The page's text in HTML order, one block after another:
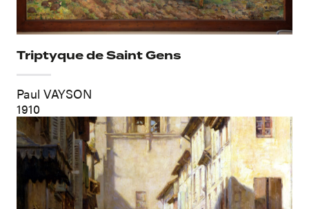
Triptyque de Saint Gens
Paul VAYSON
1910